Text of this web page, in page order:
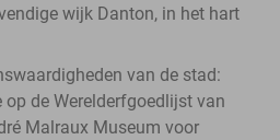
wijk Danton, in het hart
van de stad:
de Werelderfgoedlijst van
Malraux Museum voor